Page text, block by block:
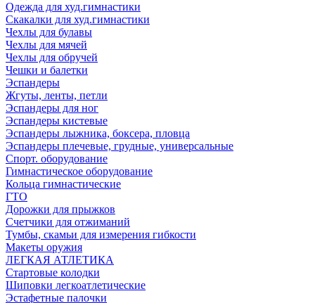
Одежда для худ.гимнастики
Скакалки для худ.гимнастики
Чехлы для булавы
Чехлы для мячей
Чехлы для обручей
Чешки и балетки
Эспандеры
Жгуты, ленты, петли
Эспандеры для ног
Эспандеры кистевые
Эспандеры лыжника, боксера, пловца
Эспандеры плечевые, грудные, универсальные
Спорт. оборудование
Гимнастическое оборудование
Кольца гимнастические
ГТО
Дорожки для прыжков
Счетчики для отжиманий
Тумбы, скамьи для измерения гибкости
Макеты оружия
ЛЕГКАЯ АТЛЕТИКА
Стартовые колодки
Шиповки легкоатлетические
Эстафетные палочки